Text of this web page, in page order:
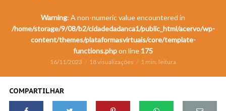
Warning: A non-numeric value encountered in
/home/storage/9/08/b2/cidadedadanca1/public_html/acervo/wp-
content/themes/plataformasvirtuais/core/template-
functions.phpon line 175
16/11/2023 18 visualizações 1 min. leitura
COMPARTILHAR